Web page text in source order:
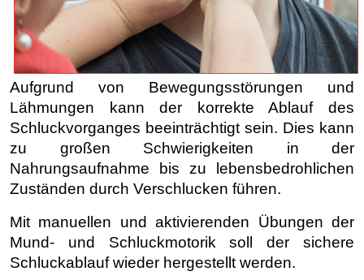
Aufgrund von Bewegungsstörungen und
Lähmungen kann der korrekte Ablauf des
Schluckvorganges beeinträchtigt sein. Dies kann
zu großen Schwierigkeiten in der
Nahrungsaufnahme bis zu lebensbedrohlichen
Zuständen durch Verschlucken führen.
Mit manuellen und aktivierenden Übungen der
Mund- und Schluckmotorik soll der sichere
Schluckablauf wieder hergestellt werden.